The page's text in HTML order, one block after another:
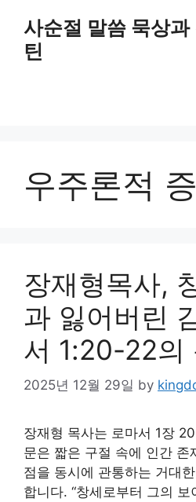
content
사순절 말씀 묵상
틴
우주론적
장재형목사,
과 잃어버린
서 1:20-22의
2025년 12월 29일 by
장재형 목사는 로마서 1장
문은 짧은 구절 속에 인간 존
점을 동시에 관통하는 거대
합니다. “창세로부터 그의